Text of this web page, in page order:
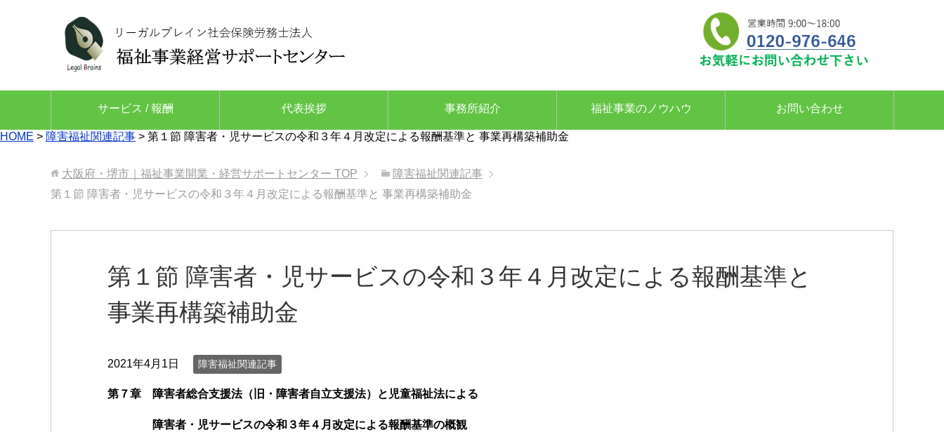
サービス / 報酬 代表挨拶 事務所紹介 福祉事業のノウハウ お問い合わせ
HOME > 障害福祉関連記事 > 第１節 障害者・児サービスの令和３年４月改定による報酬基準と 事業再構築補助金
大阪府・堺市｜福祉事業開業・経営サポートセンター TOP
障害福祉関連記事
第１節 障害者・児サービスの令和３年４月改定による報酬基準と 事業再構築補助金
第１節 障害者・児サービスの令和３年４月改定による報酬基準と
事業再構築補助金
2021年4月1日 障害福祉関連記事
第７章 障害者総合支援法（旧・障害者自立支援法）と児童福祉法による
障害者・児サービスの令和３年４月改定による報酬基準の概観